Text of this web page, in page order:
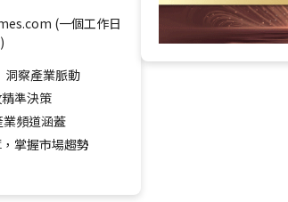
(一個工作日
洞察產業脈動
準決策
頻道涵蓋
掌握市場趨勢